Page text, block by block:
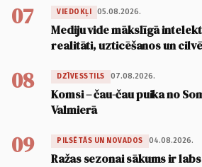
07 VIEDOKĻI 05.08.2026.
Mediju vide mākslīgā
realitāti, uzticēšanos un
08 DZĪVESSTILS 07.08.2026.
Komsi – čau-čau puika no
Valmierā
09 PILSĒTĀS UN NOVADOS 04.08.2026.
Ražas sezonai sākums ir labs